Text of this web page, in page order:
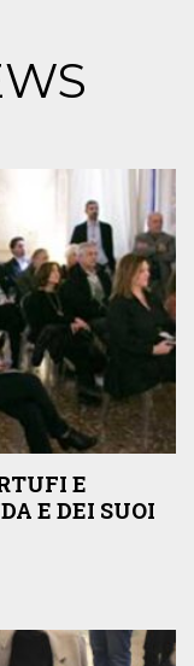
E
E DEI SUOI